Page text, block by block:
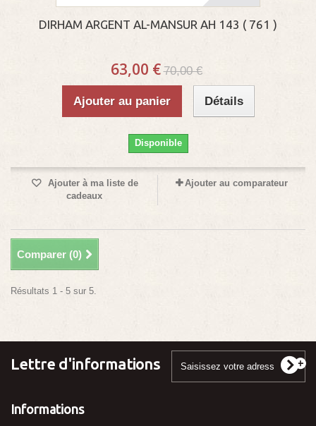
DIRHAM ARGENT AL-MANSUR AH 143 ( 761 )
63,00 € 70,00 €
Ajouter au panier Détails
Disponible
Ajouter à ma liste de
cadeaux
Ajouter au comparateur
Comparer (0)
Résultats 1 - 5 sur 5.
Lettre d'informations
Informations